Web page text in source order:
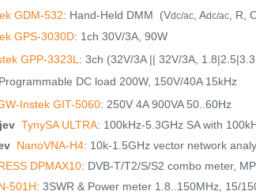
GDM-532: Hand-Held DMM (Vdc/ac , Adc/ac , R,
GPS-3030D: 1ch 30V/3A, 90W
GPP-3323L : 3ch (32V/3A || 32V/3A,
DC load 200W, 150V/40A 15kHz
Instek GIT-5060: 250V 4A 900VA 50..60Hz
TynySA ULTRA: 100kHz-5.3GHz SA with
NanoVNA-H4: 10k-1.5GHz vector network
DPMAX10: DVB-T/T2/S/S2 combo meter,
501H: 3SWR & Power meter 1.8..150MHz, 15/